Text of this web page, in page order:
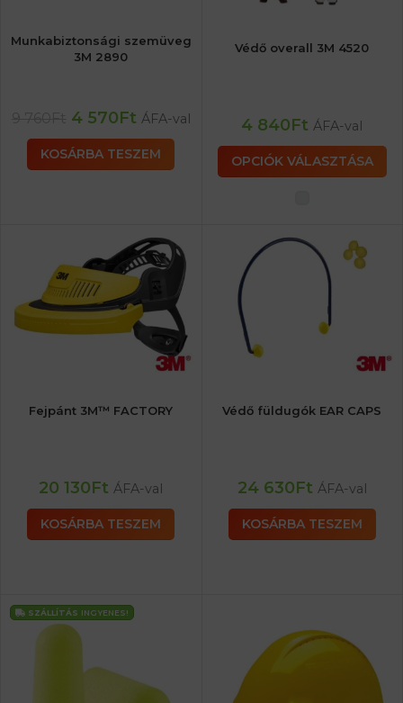
Munkabiztonsági szemüveg
3M 2890
4 570Ft ÁFA-val
KOSÁRBA TESZEM
Védő overall 3M 4520
4 840Ft ÁFA-val
OPCIÓK VÁLASZTÁSA
Fejpánt 3M™ FACTORY
20 130Ft ÁFA-val
KOSÁRBA TESZEM
Védő füldugók EAR CAPS
24 630Ft ÁFA-val
KOSÁRBA TESZEM
SZÁLLÍTÁS INGYENES!